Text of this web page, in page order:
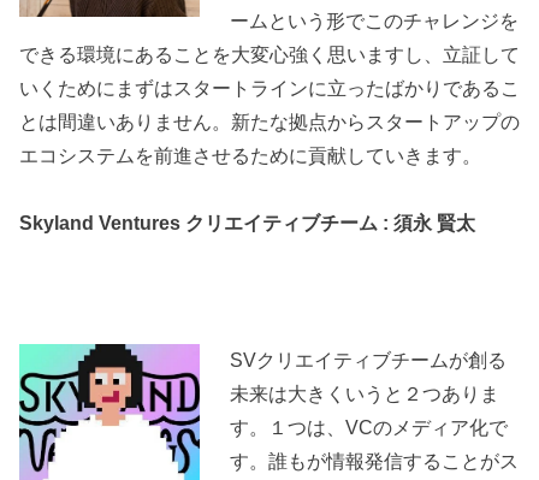
ームという形でこのチャレンジを
できる環境にあることを大変心強く思いますし、立証して
いくためにまずはスタートラインに立ったばかりであるこ
とは間違いありません。新たな拠点からスタートアップの
エコシステムを前進させるために貢献していきます。
Skyland Ventures クリエイティブチーム : 須永 賢太
SVクリエイティブチームが創る
未来は大きくいうと２つありま
す。１つは、VCのメディア化で
す。誰もが情報発信することがス